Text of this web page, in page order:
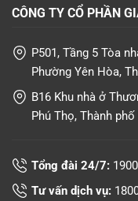
CÔNG TY CỔ PHẦN
P501, Tầng 5 Tòa
Phường Yên Hòa,
B16 Khu nhà ở
Phú Thọ, Thành
Tổng đài 24/7:
Tư vấn dịch vụ: